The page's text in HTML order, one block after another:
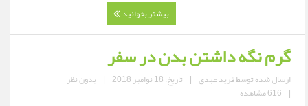
بیشتر بخوانید
گرم نگه داشتن بدن در سفر
ارسال شده توسطفرید عبدی | تاریخ: 18 نوامبر 2018 | بدون نظر
| 616 مشاهده